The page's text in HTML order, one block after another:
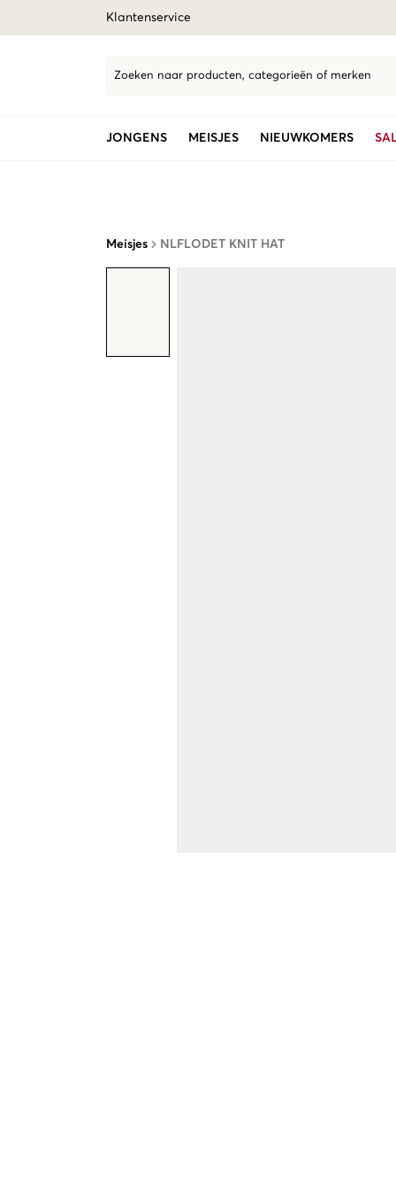
Klantenservice
Zoeken naar producten, categorieën of merken
JONGENS MEISJES NIEUWKOMERS
Meisjes NLFLODET KNIT HAT